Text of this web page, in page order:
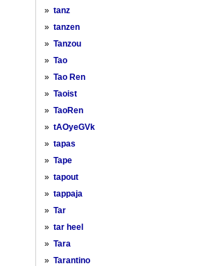
» tanz
» tanzen
» Tanzou
» Tao
» Tao Ren
» Taoist
» TaoRen
» tAOyeGVk
» tapas
» Tape
» tapout
» tappaja
» Tar
» tar heel
» Tara
» Tarantino